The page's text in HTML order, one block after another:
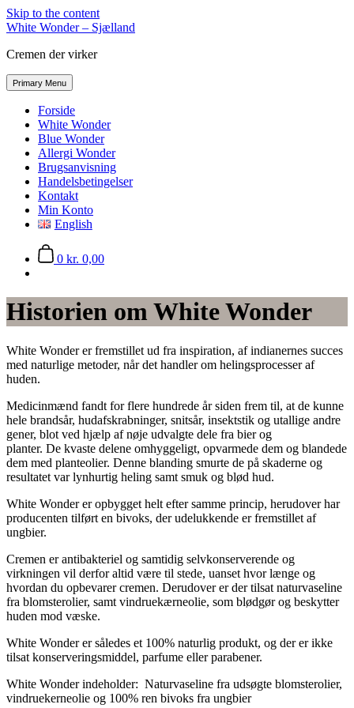
Skip to the content
White Wonder – Sjælland
Cremen der virker
Primary Menu
Forside
White Wonder
Blue Wonder
Allergi Wonder
Brugsanvisning
Handelsbetingelser
Kontakt
Min Konto
English
0 kr. 0,00
Historien om White Wonder
White Wonder er fremstillet ud fra inspiration, af indianernes succes
med naturlige metoder, når det handler om helingsprocesser af
huden.
Medicinmænd fandt for flere hundrede år siden frem til, at de kunne
hele brandsår, hudafskrabninger, snitsår, insektstik og utallige andre
gener, blot ved hjælp af nøje udvalgte dele fra bier og
planter. De kvaste delene omhyggeligt, opvarmede dem og blandede
dem med planteolier. Denne blanding smurte de på skaderne og
resultatet var lynhurtig heling samt smuk og blød hud.
White Wonder er opbygget helt efter samme princip, herudover har
producenten tilført en bivoks, der udelukkende er fremstillet af
ungbier.
Cremen er antibakteriel og samtidig selvkonserverende og
virkningen vil derfor altid være til stede, uanset hvor længe og
hvordan du opbevarer cremen. Derudover er der tilsat naturvaseline
fra blomsterolier, samt vindruekærneolie, som blødgør og beskytter
huden mod væske.
White Wonder er således et 100% naturlig produkt, og der er ikke
tilsat konserveringsmiddel, parfume eller parabener.
White Wonder indeholder: Naturvaseline fra udsøgte blomsterolier,
vindruekerneolie og 100% ren bivoks fra ungbier